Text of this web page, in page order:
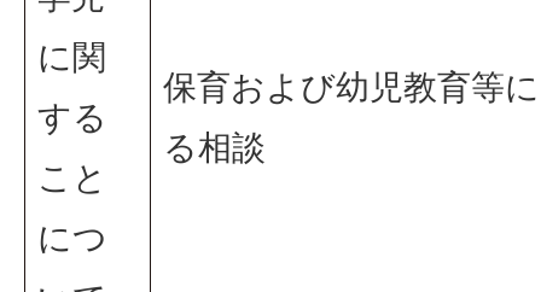
に関
する
こと
につ
保育および幼児教育等
る相談